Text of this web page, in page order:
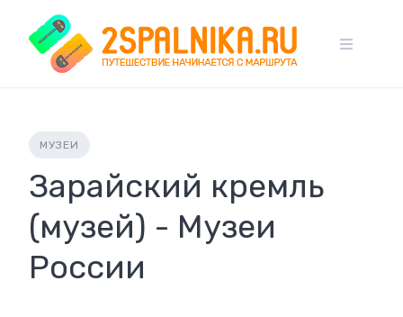
content
МУЗЕИ
Зарайский кремль
(музей) - Музеи
России